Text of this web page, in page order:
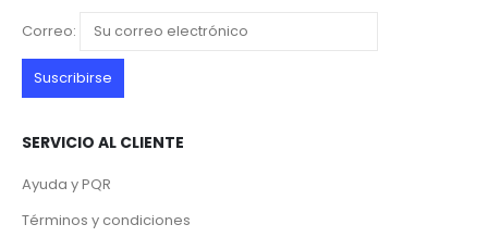
Correo:
SERVICIO AL CLIENTE
Ayuda y PQR
Términos y condiciones